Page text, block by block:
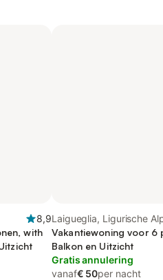
8,9
with
Laigueglia, Ligurische
Vakantiewoning voor 6
Balkon en Uitzicht
Gratis annulering
vanaf€ 50per nacht